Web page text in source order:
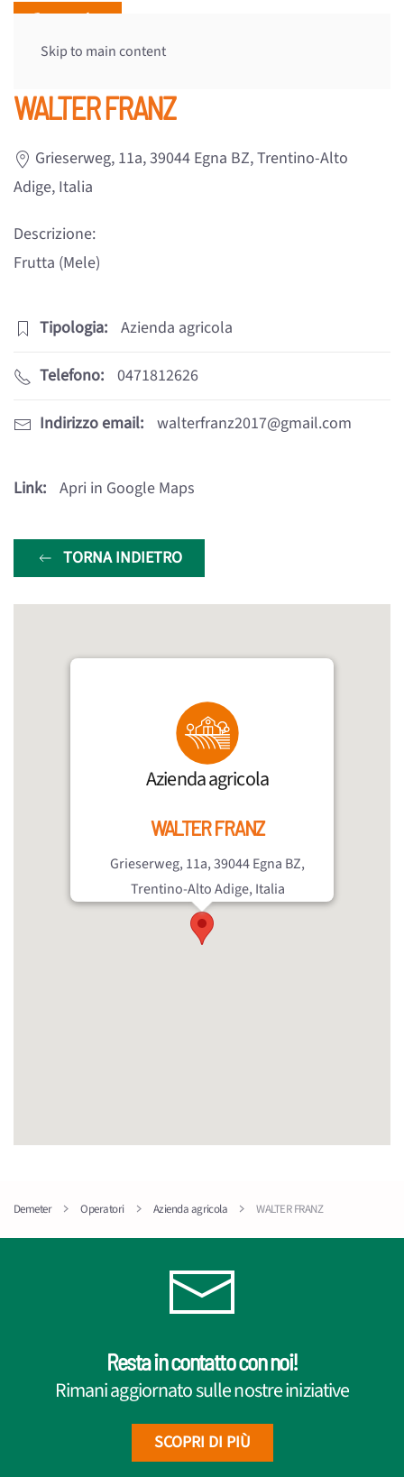
Skip to main content
WALTER FRANZ
Grieserweg, 11a, 39044 Egna BZ, Trentino-Alto
Adige, Italia
Descrizione:
Frutta (mele)
Tipologia: Azienda agricola
Telefono: 0471812626
Indirizzo email: walterfranz2017@gmail.com
Link: Apri in Google Maps
TORNA INDIETRO
Azienda agricola
WALTER FRANZ
Grieserweg, 11a, 39044 Egna BZ,
Trentino-Alto Adige, Italia
Demeter Operatori Azienda agricola WALTER FRANZ
Resta in contatto con noi!
Rimani aggiornato sulle nostre iniziative
SCOPRI DI PIÙ